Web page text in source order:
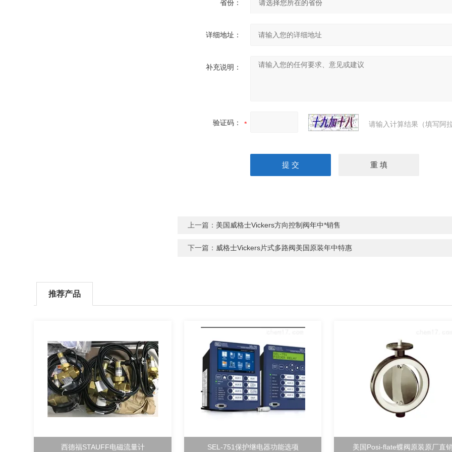
省份：
详细地址：
补充说明：
验证码： 请输入计算结果（填写阿
上一篇： 美国威格士Vickers方向控制阀年中*销售
下一篇： 威格士Vickers片式多路阀美国原装年中特惠
推荐产品
西德福STAUFF电磁流量计 SEL-751保护继电器功能选项 美国Posi-flate蝶阀原装原厂直销